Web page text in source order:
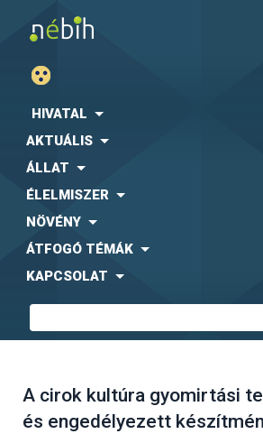
HIVATAL
AKTUÁLIS
ÁLLAT
ÉLELMISZER
NÖVÉNY
ÁTFOGÓ TÉMÁK
KAPCSOLAT
A cirok kultúra gyomirtási
és engedélyezett